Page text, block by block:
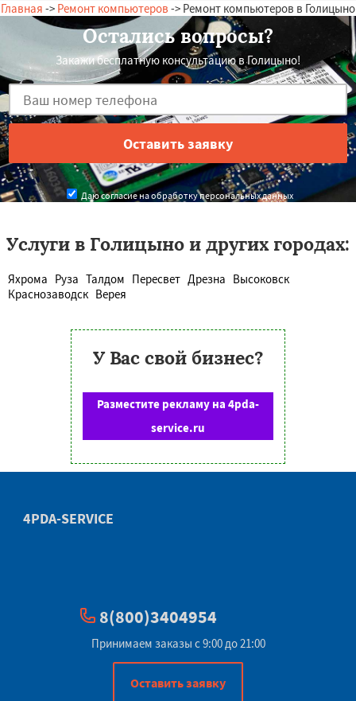
Главная -> Ремонт компьютеров -> Ремонт компьютеров в Голицыно
Остались вопросы?
Закажи бесплатную консультацию в Голицыно!
Даю согласие на обработку персональных данных
Услуги в Голицыно и других городах:
Яхрома Руза Талдом Пересвет Дрезна Высоковск
Краснозаводск Верея
У Вас свой бизнес?
Разместите рекламу на 4pda-
service.ru
4PDA-SERVICE
8(800)3404954
Принимаем заказы с 9:00 до 21:00
Оставить заявку